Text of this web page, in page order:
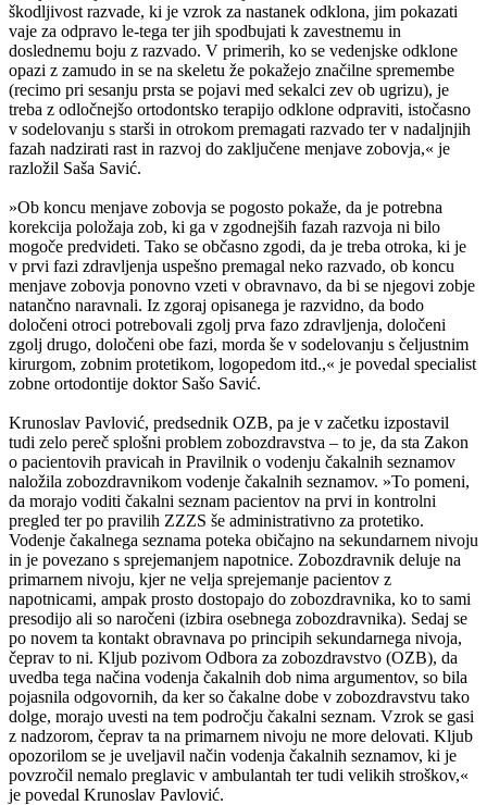
škodljivost razvade, ki je vzrok za nastanek odklona, jim pokazati
vaje za odpravo le-tega ter jih spodbujati k zavestnemu in
doslednemu boju z razvado. V primerih, ko se vedenjske odklone
opazi z zamudo in se na skeletu že pokažejo značilne spremembe
(recimo pri sesanju prsta se pojavi med sekalci zev ob ugrizu), je
treba z odločnejšo ortodontsko terapijo odklone odpraviti, istočasno
v sodelovanju s starši in otrokom premagati razvado ter v nadaljnjih
fazah nadzirati rast in razvoj do zaključene menjave zobovja,« je
razložil Saša Savić.
»Ob koncu menjave zobovja se pogosto pokaže, da je potrebna
korekcija položaja zob, ki ga v zgodnejših fazah razvoja ni bilo
mogoče predvideti. Tako se občasno zgodi, da je treba otroka, ki je
v prvi fazi zdravljenja uspešno premagal neko razvado, ob koncu
menjave zobovja ponovno vzeti v obravnavo, da bi se njegovi zobje
natančno naravnali. Iz zgoraj opisanega je razvidno, da bodo
določeni otroci potrebovali zgolj prva fazo zdravljenja, določeni
zgolj drugo, določeni obe fazi, morda še v sodelovanju s čeljustnim
kirurgom, zobnim protetikom, logopedom itd.,« je povedal specialist
zobne ortodontije doktor Sašo Savić.
Krunoslav Pavlović, predsednik OZB, pa je v začetku izpostavil
tudi zelo pereč splošni problem zobozdravstva – to je, da sta Zakon
o pacientovih pravicah in Pravilnik o vodenju čakalnih seznamov
naložila zobozdravnikom vodenje čakalnih seznamov. »To pomeni,
da morajo voditi čakalni seznam pacientov na prvi in kontrolni
pregled ter po pravilih ZZZS še administrativno za protetiko.
Vodenje čakalnega seznama poteka običajno na sekundarnem nivoju
in je povezano s sprejemanjem napotnice. Zobozdravnik deluje na
primarnem nivoju, kjer ne velja sprejemanje pacientov z
napotnicami, ampak prosto dostopajo do zobozdravnika, ko to sami
presodijo ali so naročeni (izbira osebnega zobozdravnika). Sedaj se
po novem ta kontakt obravnava po principih sekundarnega nivoja,
čeprav to ni. Kljub pozivom Odbora za zobozdravstvo (OZB), da
uvedba tega načina vodenja čakalnih dob nima argumentov, so bila
pojasnila odgovornih, da ker so čakalne dobe v zobozdravstvu tako
dolge, morajo uvesti na tem področju čakalni seznam. Vzrok se gasi
z nadzorom, čeprav ta na primarnem nivoju ne more delovati. Kljub
opozorilom se je uveljavil način vodenja čakalnih seznamov, ki je
povzročil nemalo preglavic v ambulantah ter tudi velikih stroškov,«
je povedal Krunoslav Pavlović.